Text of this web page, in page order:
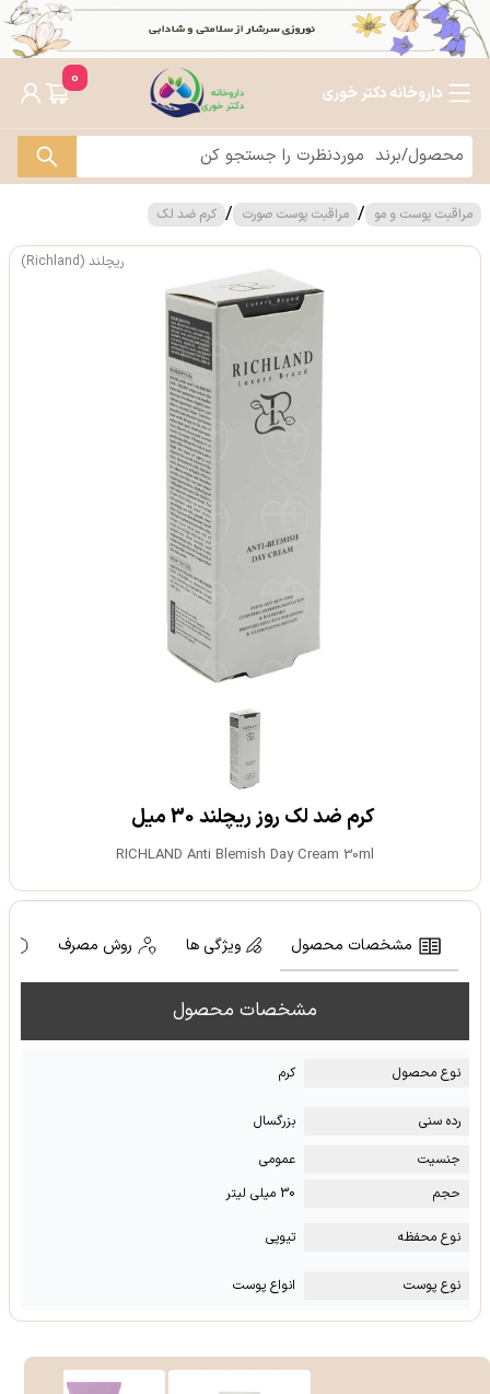
داروخانه دکتر خوری
0
مراقبت پوست و مو / مراقبت پوست صورت / کرم ضد لک
ریچلند (Richland)
کرم ضد لک روز ریچلند 30 میل
RICHLAND Anti Blemish Day Cream 30ml
مشخصات محصول ویژگی ها روش مصرف
مشخصات محصول
نوع محصول کرم
رده سنی
بزرگسال
جنسیت
عمومی
حجم
30 میلی لیتر
نوع محفظه تیوپی
نوع پوست انواع پوست